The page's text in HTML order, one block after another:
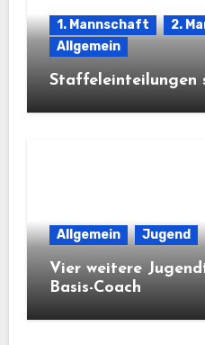
1. Mannschaft
2.
Allgemein
Staffeleinteilungen
Allgemein Jugend
Vier weitere
Basis-Coach